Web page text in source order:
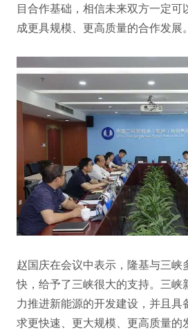
目合作基础，相信未来双方一定可
成更具规模、更高质量的合作发展。
赵国庆在会议中表示，隆基与三峡
快，给予了三峡很大的支持。三峡
力推进新能源的开发建设，并且具
求更快速、更大规模、更高质量的